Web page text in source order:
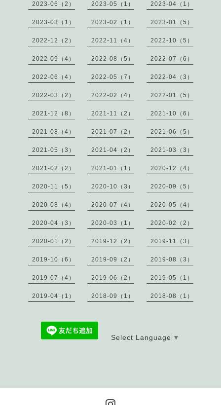
2023-06（2） 2023-05（1） 2023-04（1）
2023-03（1） 2023-02（1） 2023-01（5）
2022-12（2） 2022-11（4） 2022-10（5）
2022-09（4） 2022-08（5） 2022-07（6）
2022-06（4） 2022-05（7） 2022-04（3）
2022-03（2） 2022-02（4） 2022-01（5）
2021-12（8） 2021-11（2） 2021-10（6）
2021-08（4） 2021-07（2） 2021-06（5）
2021-05（3） 2021-04（2） 2021-03（3）
2021-02（2） 2021-01（1） 2020-12（4）
2020-11（5） 2020-10（3） 2020-09（5）
2020-08（4） 2020-07（4） 2020-05（4）
2020-04（3） 2020-03（1） 2020-02（2）
2020-01（2） 2019-12（2） 2019-11（3）
2019-10（6） 2019-09（2） 2019-08（3）
2019-07（4） 2019-06（2） 2019-05（1）
2019-04（1） 2018-09（1） 2018-08（1）
Select Language ▼